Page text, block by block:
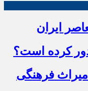
ایران
دور کرده است؟
فرهنگی